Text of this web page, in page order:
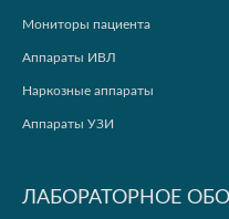
Мониторы пациента
Аппараты ИВЛ
Наркозные аппараты
Аппараты УЗИ
ЛАБОРАТОРНОЕ